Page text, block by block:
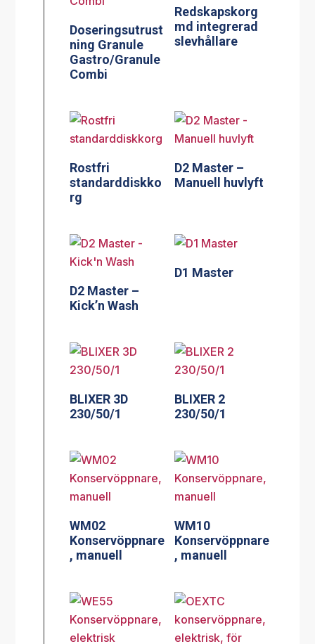
Doseringsutrust
ning Granule
Gastro/Granule
Combi
Redskapskorg
md integrerad
slevhållare
Rostfri
standarddiskko
rg
D2 Master –
Manuell huvlyft
D2 Master –
Kick’n Wash
D1 Master
BLIXER 3D
230/50/1
BLIXER 2
230/50/1
WM02
Konservöppnare
, manuell
WM10
Konservöppnare
, manuell